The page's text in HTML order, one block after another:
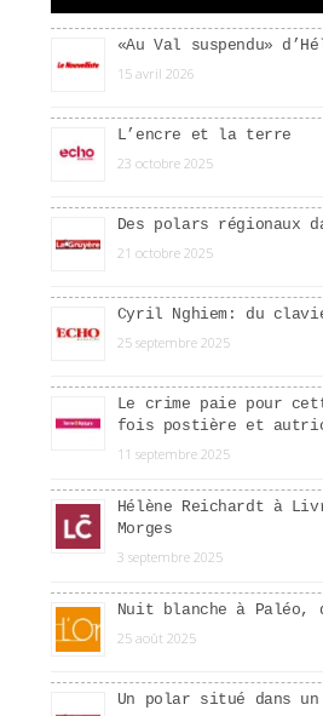
«Au Val suspendu»
15 avril 2026
L’encre et la terre
23 octobre 2025
Des polars régionaux
21 octobre 2025
Cyril Nghiem: du
25 septembre 2025
Le crime paie pour
fois postière et
11 septembre 2025
Hélène Reichardt à
Morges
3 septembre 2025
Nuit blanche à Paléo,
25 août 2025
Un polar situé dans